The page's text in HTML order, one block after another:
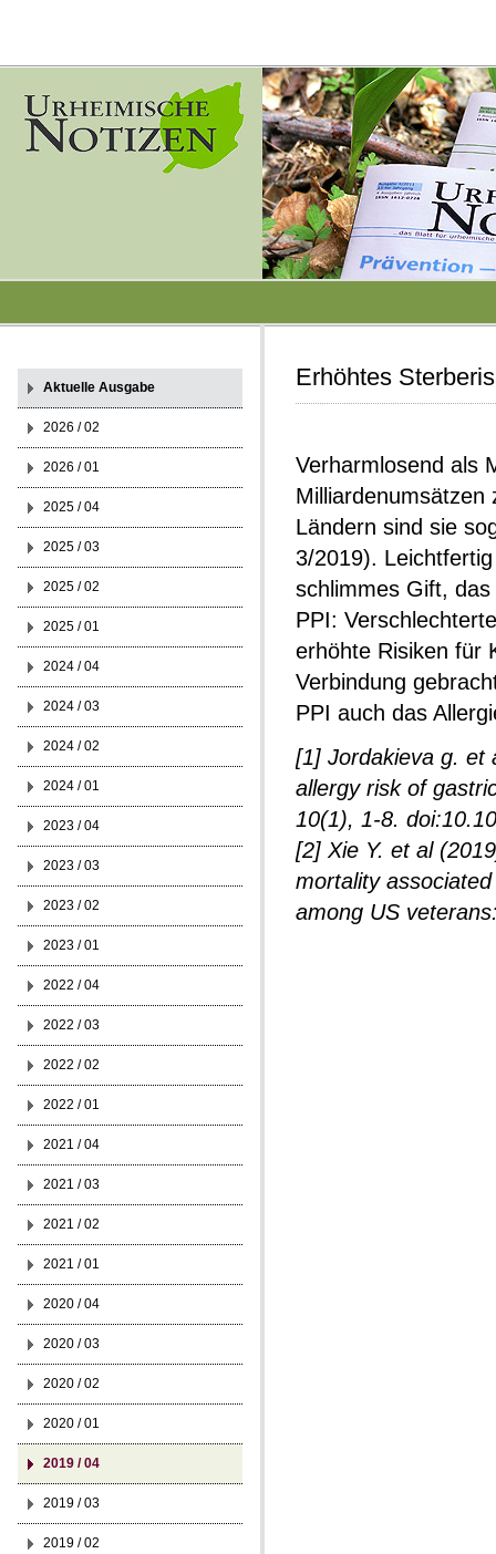
Erhöhtes
Verharmlosend als
Milliardenumsätzen
Ländern sind sie
3/2019).
schlimmes Gift,
PPI:
erhöhte Risiken für
Verbindung
PPI auch das
[1] Jordakieva g. et
allergy risk of
10(1), 1-8.
[2] Xie Y. et al
mortality
among US
Aktuelle Ausgabe
2026 / 02
2026 / 01
2025 / 04
2025 / 03
2025 / 02
2025 / 01
2024 / 04
2024 / 03
2024 / 02
2024 / 01
2023 / 04
2023 / 03
2023 / 02
2023 / 01
2022 / 04
2022 / 03
2022 / 02
2022 / 01
2021 / 04
2021 / 03
2021 / 02
2021 / 01
2020 / 04
2020 / 03
2020 / 02
2020 / 01
2019 / 04
2019 / 03
2019 / 02